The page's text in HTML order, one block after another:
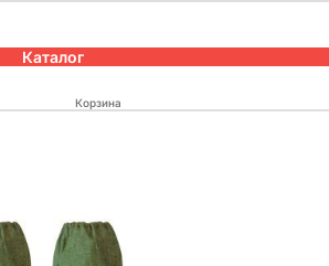
Каталог
Корзина